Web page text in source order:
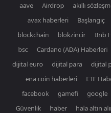
aave Airdrop akıllı
avax haberleri
Başlangıç
blockchain
blokzincir Bnb
bsc
Cardano (ADA) Haberleri
dijital euro
dijital para dijital
ena coin haberleri
ETF
facebook
gamefi google
Güvenlik
haber hala altın